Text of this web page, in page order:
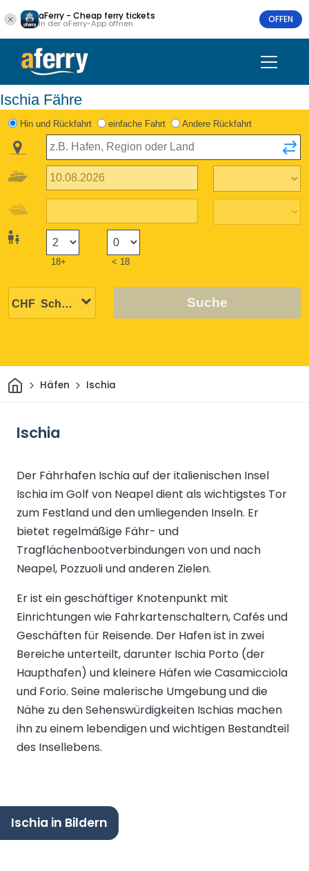
aFerry - Cheap ferry tickets
In der aFerry-App öffnen OFFEN
Ischia Fähre
Hin und Rückfahrt einfache Fahrt Andere Rückfahrt
18+ < 18
Suche
HeimHäfen Ischia
Ischia
Der Fährhafen Ischia auf der italienischen Insel
Ischia im Golf von Neapel dient als wichtigstes Tor
zum Festland und den umliegenden Inseln. Er
bietet regelmäßige Fähr- und
Tragflächenbootverbindungen von und nach
Neapel, Pozzuoli und anderen Zielen.
Er ist ein geschäftiger Knotenpunkt mit
Einrichtungen wie Fahrkartenschaltern, Cafés und
Geschäften für Reisende. Der Hafen ist in zwei
Bereiche unterteilt, darunter Ischia Porto (der
Haupthafen) und kleinere Häfen wie Casamicciola
und Forio. Seine malerische Umgebung und die
Nähe zu den Sehenswürdigkeiten Ischias machen
ihn zu einem lebendigen und wichtigen Bestandteil
des Insellebens.
Ischia in Bildern